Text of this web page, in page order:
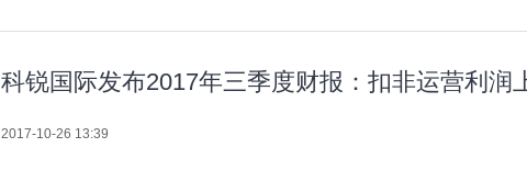
科锐国际发布2017年三季度财报：扣非运营利润
2017-10-26 13:39